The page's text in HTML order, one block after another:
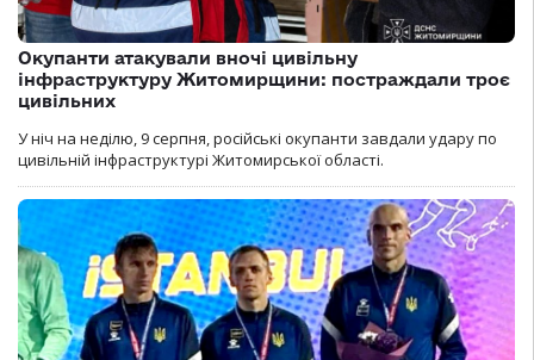
Окупанти атакували вночі цивільну
інфраструктуру Житомирщини: постраждали троє
цивільних
У ніч на неділю, 9 серпня, російські окупанти завдали удару по
цивільній інфраструктурі Житомирської області.